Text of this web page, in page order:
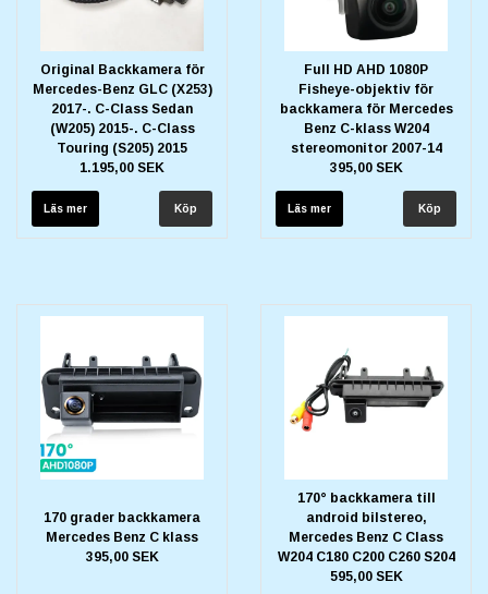
Original Backkamera för
Mercedes-Benz GLC (X253)
2017-. C-Class Sedan
(W205) 2015-. C-Class
Touring (S205) 2015
1.195,00 SEK
Läs mer
Full HD AHD 1080P
Fisheye-objektiv för
backkamera för Mercedes
Benz C-klass W204
stereomonitor 2007-14
395,00 SEK
Läs mer
170 grader backkamera
Mercedes Benz C klass
395,00 SEK
170° backkamera till
android bilstereo,
Mercedes Benz C Class
W204 C180 C200 C260 S204
595,00 SEK